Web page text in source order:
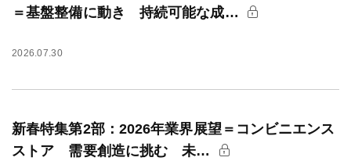
＝基盤整備に動き 持続可能な成…
2026.07.30
新春特集第2部：2026年業界展望＝コンビニエンス
ストア 需要創造に挑む 未…